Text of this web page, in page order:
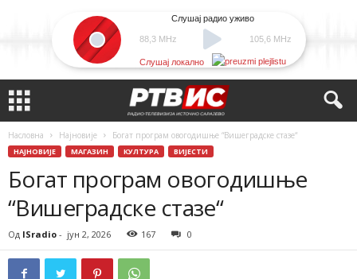
88,3 MHz
Слушај радио уживо
105,6 MHz
Слушај локално
Насловна Најновије Богат програм овогодишње “Вишеградске стазе“
НАЈНОВИЈЕ МАГАЗИН КУЛТУРА ВИЈЕСТИ
Богат програм овогодишње
“Вишеградске стазе“
Од ISradio - јун 2, 2026 167 0